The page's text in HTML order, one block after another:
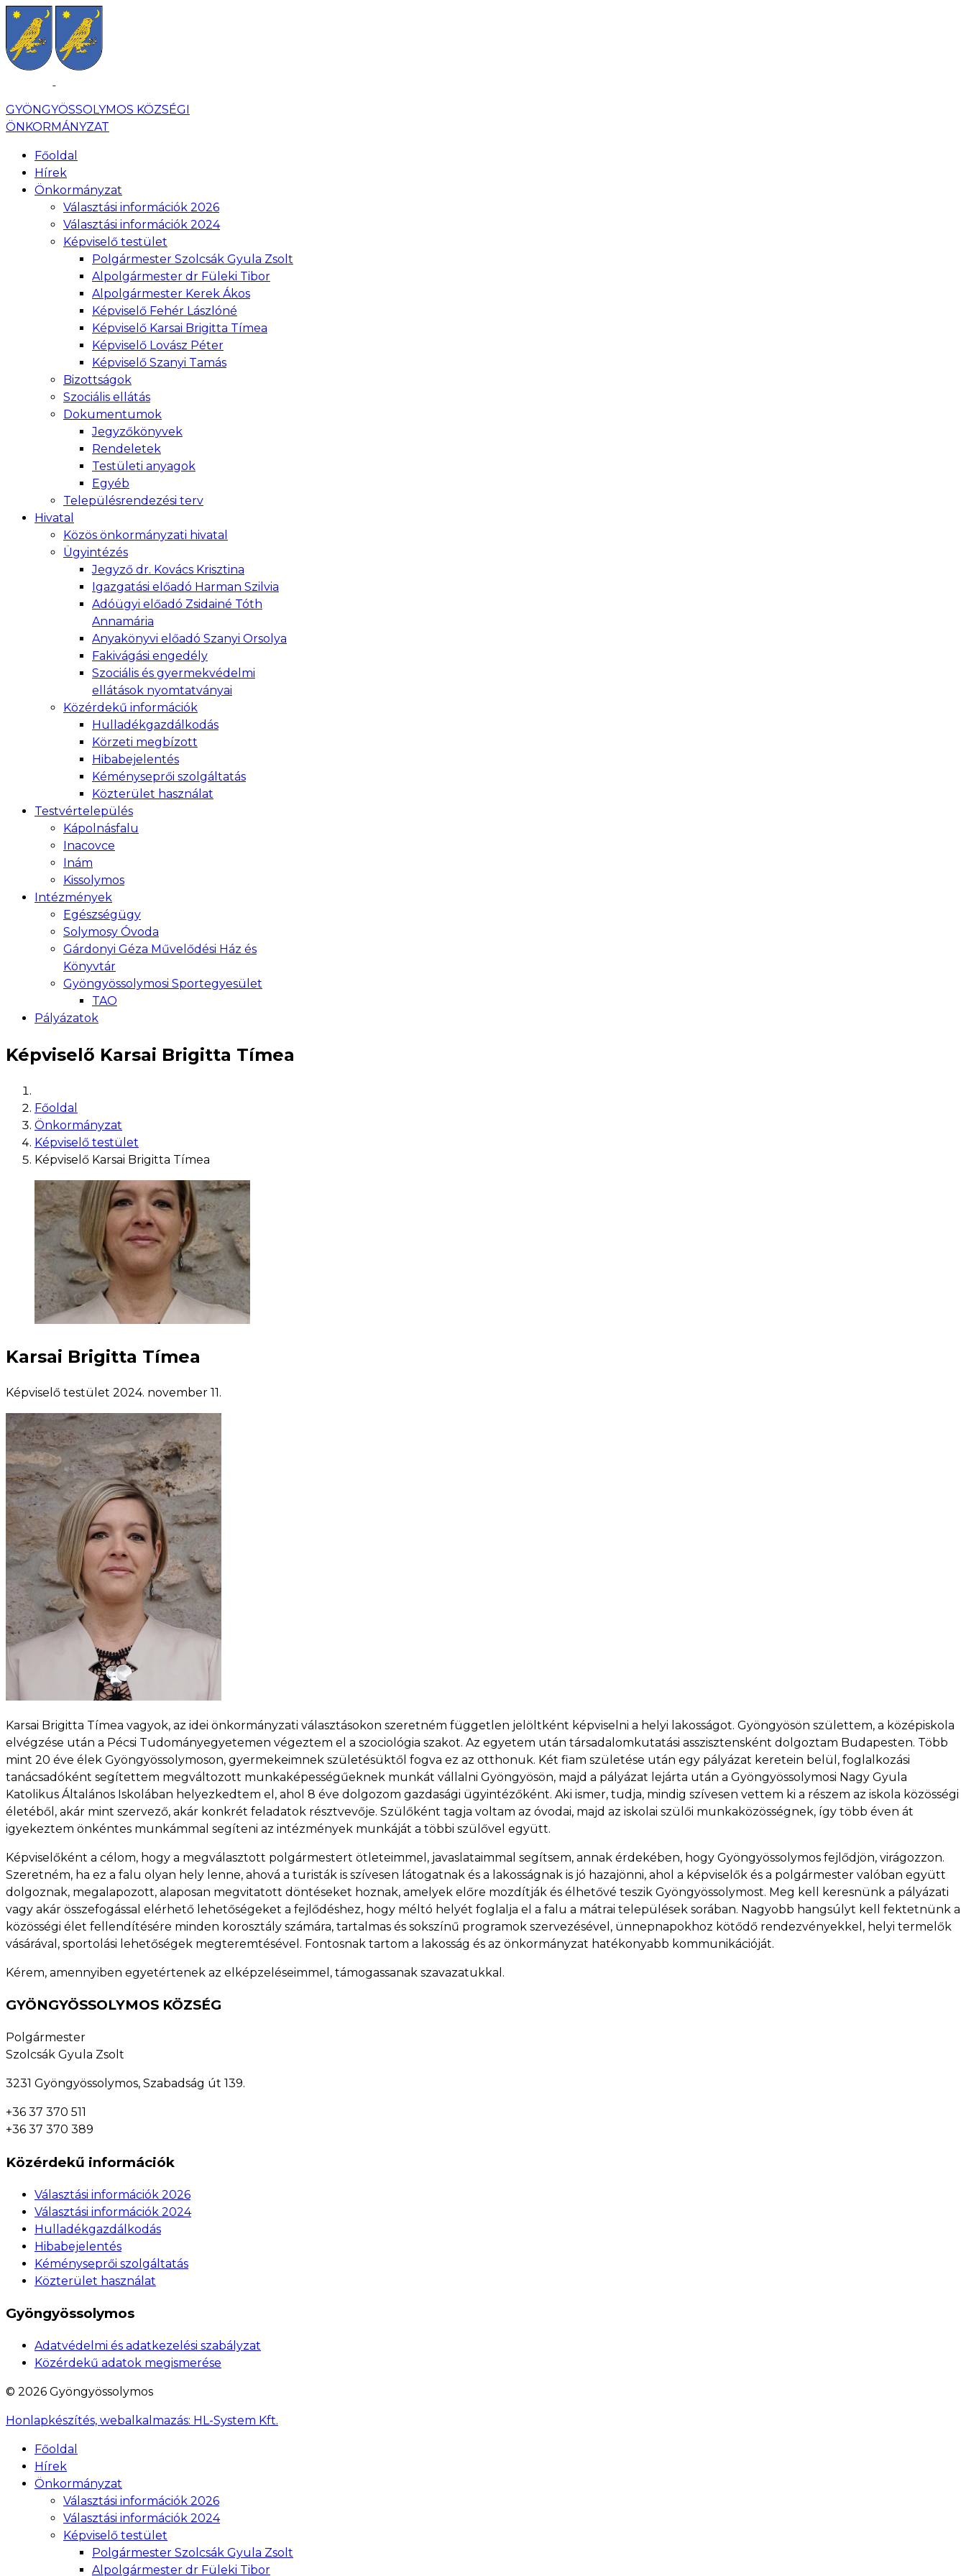
GYÖNGYÖSSOLYMOS KÖZSÉGI
ÖNKORMÁNYZAT
Főoldal
Hírek
Önkormányzat
Választási információk 2026
Választási információk 2024
Képviselő testület
Polgármester Szolcsák Gyula Zsolt
Alpolgármester dr Füleki Tibor
Alpolgármester Kerek Ákos
Képviselő Fehér Lászlóné
Képviselő Karsai Brigitta Tímea
Képviselő Lovász Péter
Képviselő Szanyi Tamás
Bizottságok
Szociális ellátás
Dokumentumok
Jegyzőkönyvek
Rendeletek
Testületi anyagok
Egyéb
Településrendezési terv
Hivatal
Közös önkormányzati hivatal
Ügyintézés
Jegyző dr. Kovács Krisztina
Igazgatási előadó Harman Szilvia
Adóügyi előadó Zsidainé Tóth
Annamária
Anyakönyvi előadó Szanyi Orsolya
Fakivágási engedély
Szociális és gyermekvédelmi
ellátások nyomtatványai
Közérdekű információk
Hulladékgazdálkodás
Körzeti megbízott
Hibabejelentés
Kéményseprői szolgáltatás
Közterület használat
Testvértelepülés
Kápolnásfalu
Inacovce
Inám
Kissolymos
Intézmények
Egészségügy
Solymosy Óvoda
Gárdonyi Géza Művelődési Ház és
Könyvtár
Gyöngyössolymosi Sportegyesület
TAO
Pályázatok
Képviselő Karsai Brigitta Tímea
Főoldal
Önkormányzat
Képviselő testület
Képviselő Karsai Brigitta Tímea
Karsai Brigitta Tímea
Képviselő testület 2024. november 11.
Karsai Brigitta Tímea vagyok, az idei önkormányzati választásokon szeretném független jelöltként képviselni a helyi lakosságot. Gyöngyösön születtem, a középiskola
elvégzése után a Pécsi Tudományegyetemen végeztem el a szociológia szakot. Az egyetem után társadalomkutatási asszisztensként dolgoztam Budapesten. Több
mint 20 éve élek Gyöngyössolymoson, gyermekeimnek születésüktől fogva ez az otthonuk. Két fiam születése után egy pályázat keretein belül, foglalkozási
tanácsadóként segítettem megváltozott munkaképességűeknek munkát vállalni Gyöngyösön, majd a pályázat lejárta után a Gyöngyössolymosi Nagy Gyula
Katolikus Általános Iskolában helyezkedtem el, ahol 8 éve dolgozom gazdasági ügyintézőként. Aki ismer, tudja, mindig szívesen vettem ki a részem az iskola közösségi
életéből, akár mint szervező, akár konkrét feladatok résztvevője. Szülőként tagja voltam az óvodai, majd az iskolai szülői munkaközösségnek, így több éven át
igyekeztem önkéntes munkámmal segíteni az intézmények munkáját a többi szülővel együtt.
Képviselőként a célom, hogy a megválasztott polgármestert ötleteimmel, javaslataimmal segítsem, annak érdekében, hogy Gyöngyössolymos fejlődjön, virágozzon.
Szeretném, ha ez a falu olyan hely lenne, ahová a turisták is szívesen látogatnak és a lakosságnak is jó hazajönni, ahol a képviselők és a polgármester valóban együtt
dolgoznak, megalapozott, alaposan megvitatott döntéseket hoznak, amelyek előre mozdítják és élhetővé teszik Gyöngyössolymost. Meg kell keresnünk a pályázati
vagy akár összefogással elérhető lehetőségeket a fejlődéshez, hogy méltó helyét foglalja el a falu a mátrai települések sorában. Nagyobb hangsúlyt kell fektetnünk a
közösségi élet fellendítésére minden korosztály számára, tartalmas és sokszínű programok szervezésével, ünnepnapokhoz kötődő rendezvényekkel, helyi termelők
vásárával, sportolási lehetőségek megteremtésével. Fontosnak tartom a lakosság és az önkormányzat hatékonyabb kommunikációját.
Kérem, amennyiben egyetértenek az elképzeléseimmel, támogassanak szavazatukkal.
GYÖNGYÖSSOLYMOS KÖZSÉG
Polgármester
Szolcsák Gyula Zsolt
3231 Gyöngyössolymos, Szabadság út 139.
+36 37 370 511
+36 37 370 389
Közérdekű információk
Választási információk 2026
Választási információk 2024
Hulladékgazdálkodás
Hibabejelentés
Kéményseprői szolgáltatás
Közterület használat
Gyöngyössolymos
Adatvédelmi és adatkezelési szabályzat
Közérdekű adatok megismerése
© 2026 Gyöngyössolymos
Honlapkészítés, webalkalmazás: HL-System Kft.
Főoldal
Hírek
Önkormányzat
Választási információk 2026
Választási információk 2024
Képviselő testület
Polgármester Szolcsák Gyula Zsolt
Alpolgármester dr Füleki Tibor